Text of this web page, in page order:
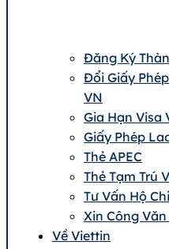
Đăng Ký
Đổi Giấy
VN
Gia Hạn Visa
Giấy Phép
Thẻ APEC
Thẻ Tạm Trú
Tư Vấn Hộ
Xin Công
Về Viettin